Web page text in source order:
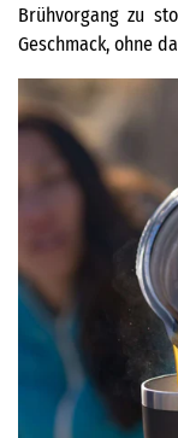
Brühvorgang zu
Geschmack, ohne